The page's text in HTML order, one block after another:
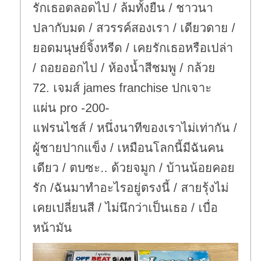
รักเธอตลอดไป / ล้มทั้งยืน / ชาวนา
ปลากับมด / สวรรค์สองเรา / เดียวดาย /
ยอดมนุษย์จิ้งหรีด / เคยรักเธอหรือเปล่า
/ ถอยออกไป / ห้องน้ำสีชมพู / กล้วย
72. เจมส์ james franchise ปกเจาะ
แผ่น pro -200-
แฟรนไชส์ / หนึ่งนาทีของเราไม่เท่ากัน /
ผู้ชายปากแข็ง / เหมือนโลกนี้มีฉันคน
เดียว / ตบซะ.. ด้วยจมูก / บ้านน้อยคอย
รัก /ฉันมาทำอะไรอยู่ตรงนี้ / สายรุ้งไม่
เคยเปลี่ยนสี / ไม่นึกว่าเป็นเธอ / เบื่อ
หน้ามัน